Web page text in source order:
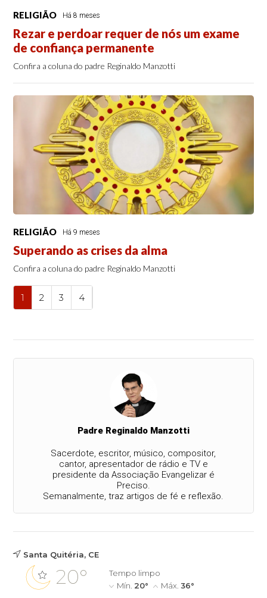
RELIGIÃO Há 8 meses
Rezar e perdoar requer de nós um exame
de confiança permanente
Confira a coluna do padre Reginaldo Manzotti
RELIGIÃO Há 9 meses
Superando as crises da alma
Confira a coluna do padre Reginaldo Manzotti
1 2 3 4
Padre Reginaldo Manzotti
Sacerdote, escritor, músico, compositor,
cantor, apresentador de rádio e TV e
presidente da Associação Evangelizar é
Preciso.
Semanalmente, traz artigos de fé e reflexão.
Santa Quitéria, CE
20°
Tempo limpo
Mín. 20° Máx.36°